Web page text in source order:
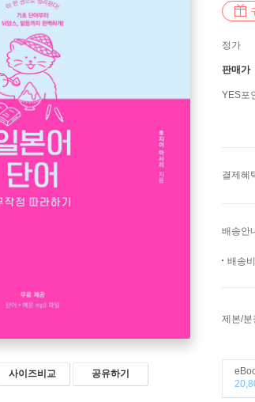
사이즈비교 공유하기
정가
판매가
YES포
결제혜
배송안
배송
제본/분